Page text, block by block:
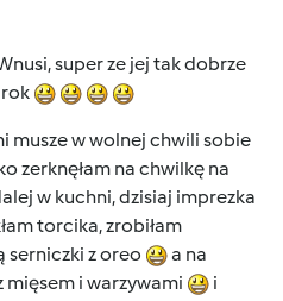
super ze jej tak dobrze
musze w wolnej chwili sobie
zerknęłam na chwilkę na
w kuchni, dzisiaj imprezka
torcika, zrobiłam
serniczki z oreo
a na
i warzywami
i